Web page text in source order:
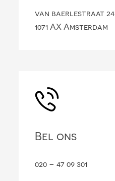
van baerlestraat 24
1071 AX Amsterdam
Bel ons
020 – 47 09 301